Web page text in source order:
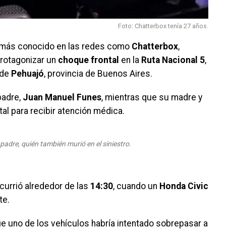
Foto: Chatterbox tenía 27 años.
conocido en las redes como Chatterbox,
un choque frontal en la Ruta Nacional 5,
Pehuajó, provincia de Buenos Aires.
Juan Manuel Funes, mientras que su madre y
para recibir atención médica.
quién también murió en el siniestro.
alrededor de las 14:30, cuando un Honda Civic
uno de los vehículos habría intentado sobrepasar a